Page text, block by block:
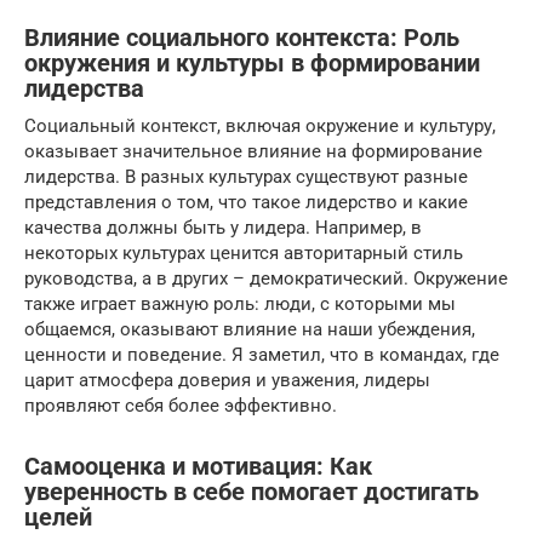
Влияние социального контекста: Роль
окружения и культуры в формировании
лидерства
Социальный контекст, включая окружение и культуру,
оказывает значительное влияние на формирование
лидерства. В разных культурах существуют разные
представления о том, что такое лидерство и какие
качества должны быть у лидера. Например, в
некоторых культурах ценится авторитарный стиль
руководства, а в других – демократический. Окружение
также играет важную роль: люди, с которыми мы
общаемся, оказывают влияние на наши убеждения,
ценности и поведение. Я заметил, что в командах, где
царит атмосфера доверия и уважения, лидеры
проявляют себя более эффективно.
Самооценка и мотивация: Как
уверенность в себе помогает достигать
целей